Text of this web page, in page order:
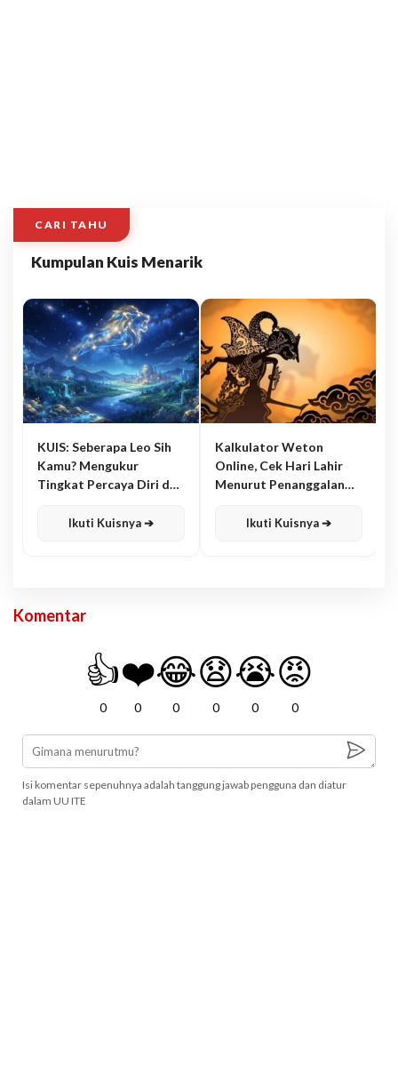
CARI TAHU
Kumpulan Kuis Menarik
KUIS: Seberapa Leo Sih
Kamu? Mengukur
Tingkat Percaya Diri dan
Ikuti Kuisnya ➔
Kalkulator Weton
Online, Cek Hari Lahir
Menurut Penanggalan
Ikuti Kuisnya ➔
Komentar
👍
0
❤️
0
😂
0
😧
0
😭
0
😡
0
Isi komentar sepenuhnya adalah tanggung jawab pengguna dan diatur
dalam UU ITE